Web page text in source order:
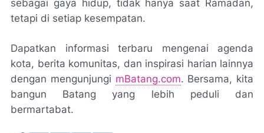
sebagai gaya hidup, tidak hanya saat Ramadan,
tetapi di setiap kesempatan.
Dapatkan informasi terbaru mengenai agenda
kota, berita komunitas, dan inspirasi harian lainnya
dengan mengunjungi mBatang.com. Bersama, kita
bangun Batang yang lebih peduli dan
bermartabat.